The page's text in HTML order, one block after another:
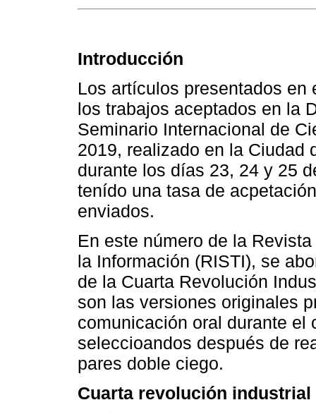
Introducción
Los artículos presentados en
los trabajos aceptados en la
Seminario Internacional de
2019, realizado en la Ciudad
durante los días 23, 24 y 25
tenído una tasa de
enviados.
En este número de la
la Información (RISTI), se
de la Cuarta Revolución
son las versiones originales
comunicación oral durante el
seleccioandos después de
pares doble ciego.
Cuarta revolución industrial